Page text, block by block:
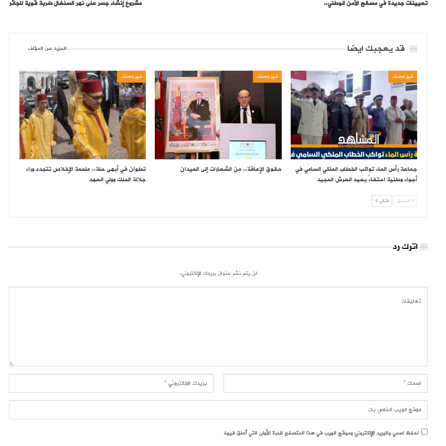
تعيينات جديدة في مصالح الأمن الوطني.. مشروع إنشاء جسر على نهر السنغال ضربة قوية للجائر
قد يعجبك ايضا المزيد عن المؤلف
غير مصنف
جماعة رأس الماء تواكب الخطاب الملكي السامي في
أجواء وطنية احتفاءً بعيد العرش المجيد
غير مصنف
حقوق الإعاقة.. من الشعارات إلى الميدان
غير مصنف
تطوان في أبهى حلة.. ملحمة الإخلاص تتجدد وراء
جلالة الملك وولي العهد
السابق التالي
اترك رد
لن يتم نشر عنوان بريدك الإلكتروني.
احفظ اسمي والبريد الإلكتروني وموقع الويب في هذا المتصفح للمرة الأولى التي أعلق فيها.